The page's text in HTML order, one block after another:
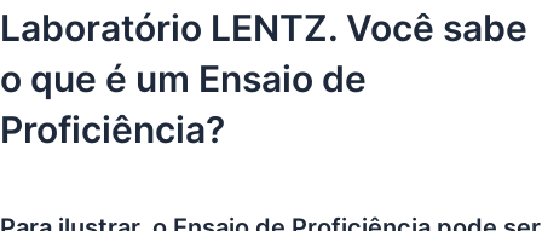
Laboratório LENTZ. Você sabe
o que é um Ensaio de
Proficiência?